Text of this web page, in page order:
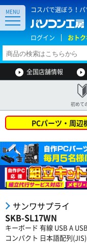
コスパで選ぼう！パ
ログイン おト
MENU
全国店舗情報
初めて
PCパーツ・周
サンワサプライ
SKB-SL17WN
キーボード 有線 USB A
コンパクト 日本語配列